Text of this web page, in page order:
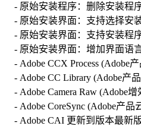
- 原始安装程序：删除安装程
- 原始安装界面：支持选择安
- 原始安装界面：支持安装程
- 原始安装界面：增加界面语
- Adob​​e CCX Process (Adobe
- Adobe CC Library (Adobe产
- Adob​​e Camera Raw (Adobe
- Adob​​e CoreSync (Adobe产
- Adob​​e CAI 更新到版本最新